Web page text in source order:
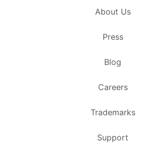
About Us
Press
Blog
Careers
Trademarks
Support